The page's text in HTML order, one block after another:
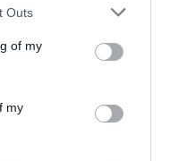
Outs
of my
my
preferida de Google
noticias de actualidad.
ACTIVAR AHORA